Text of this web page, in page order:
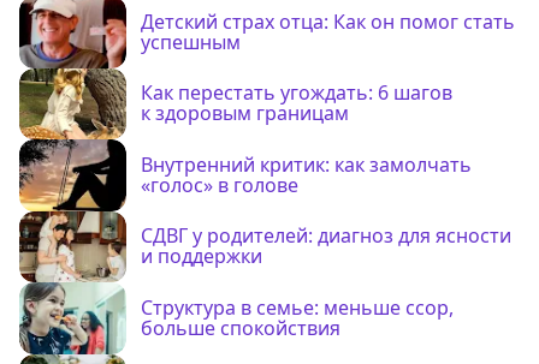
Детский страх отца: Как он помог стать
успешным
Как перестать угождать: 6 шагов
к здоровым границам
Внутренний критик: как замолчать
«голос» в голове
СДВГ у родителей: диагноз для ясности
и поддержки
Структура в семье: меньше ссор,
больше спокойствия